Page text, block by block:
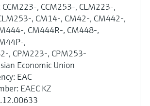
, CCM253-, CLM223-,
, CM14-, CM42-, CM442-,
, CM444R-, CM448-,
,
, CPM223-, CPM253-
Economic Union
EAC
ЕАEС KZ